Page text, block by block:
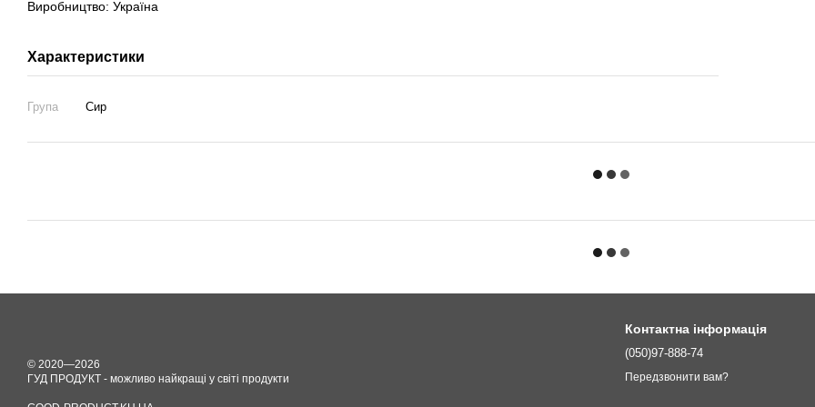
Виробництво: Україна
Характеристики
Група Сир
© 2020—2026
ГУД ПРОДУКТ - можливо найкращі у світі продукти
Контактна інформація
(050)97-888-74
Передзвонити вам?